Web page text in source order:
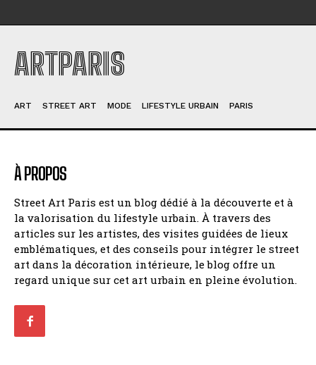
ARTPARIS
ART STREET ART MODE LIFESTYLE URBAIN PARIS
À PROPOS
Street Art Paris est un blog dédié à la découverte et à
la valorisation du lifestyle urbain. À travers des
articles sur les artistes, des visites guidées de lieux
emblématiques, et des conseils pour intégrer le street
art dans la décoration intérieure, le blog offre un
regard unique sur cet art urbain en pleine évolution.